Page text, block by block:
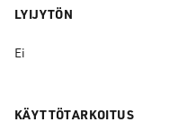
LYIJYTÖN
Ei
KÄYTTÖTARKOITUS